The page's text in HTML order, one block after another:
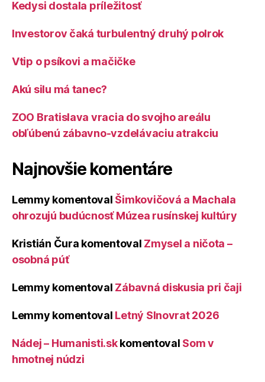
Kedysi dostala príležitosť
Investorov čaká turbulentný druhý polrok
Vtip o psíkovi a mačičke
Akú silu má tanec?
ZOO Bratislava vracia do svojho areálu
obľúbenú zábavno-vzdelávaciu atrakciu
Najnovšie komentáre
Lemmy komentoval Šimkovičová a Machala
ohrozujú budúcnosť Múzea rusínskej kultúry
Kristián Čura komentoval Zmysel a ničota –
osobná púť
Lemmy komentoval Zábavná diskusia pri čaji
Lemmy komentoval Letný Slnovrat 2026
Nádej – Humanisti.skkomentoval Som v
hmotnej núdzi